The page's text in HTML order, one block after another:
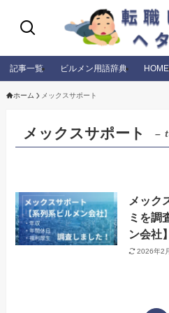
記事一覧 ビルメン用語辞典 HOME
ホーム メックスサポート
メックスサポート –
メック
ミを調
ン会社】
2026年2